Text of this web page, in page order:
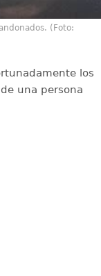
(Foto:
los
una persona